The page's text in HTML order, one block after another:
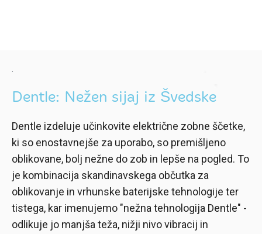
.
Dentle: Nežen sijaj iz Švedske
Dentle izdeluje učinkovite električne zobne ščetke,
ki so enostavnejše za uporabo, so premišljeno
oblikovane, bolj nežne do zob in lepše na pogled. To
je kombinacija skandinavskega občutka za
oblikovanje in vrhunske baterijske tehnologije ter
tistega, kar imenujemo "nežna tehnologija Dentle" -
odlikuje jo manjša teža, nižji nivo vibracij in